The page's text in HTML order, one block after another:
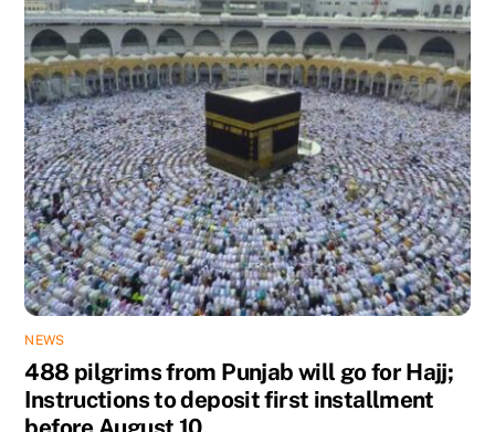
NEWS
488 pilgrims from Punjab will go for Hajj;
Instructions to deposit first installment